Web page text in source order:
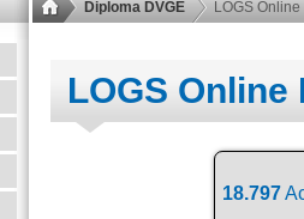
Diploma DVGE LOGS Online
LOGS Online
18.797